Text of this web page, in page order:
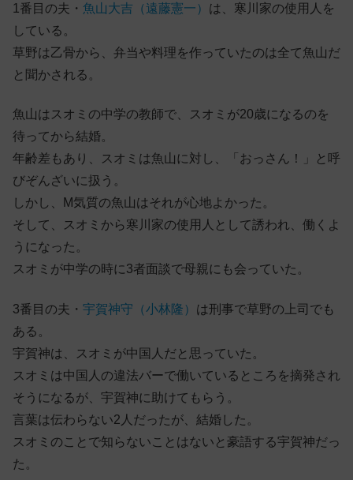
1番目の夫・ 魚山大吉（遠藤憲一） は、寒川家の使用人を
している。
草野は乙骨から、弁当や料理を作っていたのは全て魚山だ
と聞かされる。
魚山はスオミの中学の教師で、スオミが20歳になるのを
待ってから結婚。
年齢差もあり、スオミは魚山に対し、「おっさん！」と呼
びぞんざいに扱う。
しかし、M気質の魚山はそれが心地よかった。
そして、スオミから寒川家の使用人として誘われ、働くよ
うになった。
スオミが中学の時に3者面談で母親にも会っていた。
3番目の夫・ 宇賀神守（小林隆） は刑事で草野の上司でも
ある。
宇賀神は、スオミが中国人だと思っていた。
スオミは中国人の違法バーで働いているところを摘発され
そうになるが、宇賀神に助けてもらう。
言葉は伝わらない2人だったが、結婚した。
スオミのことで知らないことはないと豪語する宇賀神だっ
た。